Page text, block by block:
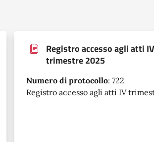
Registro accesso agli atti IV
trimestre 2025
Numero di protocollo: 722
Registro accesso agli atti IV